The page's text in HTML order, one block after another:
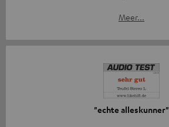
Meer...
"echte alleskunner"